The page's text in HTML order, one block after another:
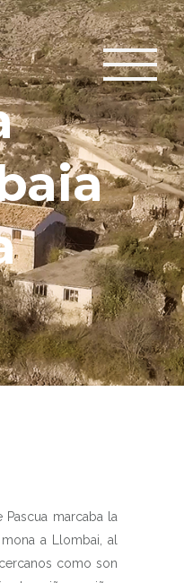
marcaba la
a Llombai, al
como son